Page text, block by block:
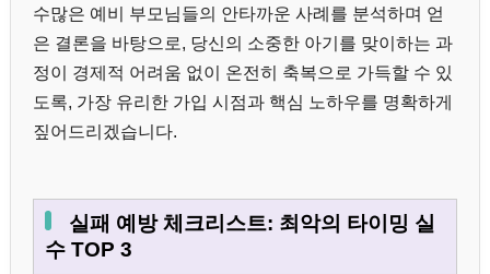
수많은 예비 부모님들의 안타까운 사례를 분석하며 얻
은 결론을 바탕으로, 당신의 소중한 아기를 맞이하는 과
정이 경제적 어려움 없이 온전히 축복으로 가득할 수 있
도록, 가장 유리한 가입 시점과 핵심 노하우를 명확하게
짚어드리겠습니다.
실패 예방 체크리스트: 최악의 타이밍 실
수 TOP 3